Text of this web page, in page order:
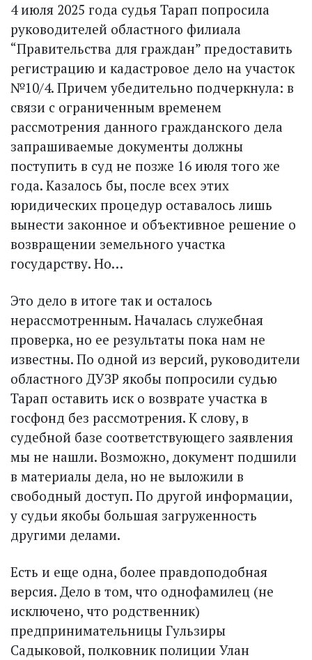
4 июля 2025 года судья Тарап попросила
руководителей областного филиала
“Правительства для граждан” предоставить
регистрацию и кадастровое дело на участок
№10/4. Причем убедительно подчерк­нула: в
связи с ограниченным временем
рассмотрения данного граж­данского дела
запрашиваемые документы должны
поступить в суд не позже 16 июля того же
года. Казалось бы, после всех этих
юридических процедур оставалось лишь
вынести законное и объективное решение о
возвращении земельного участка
государству. Но…
Это дело в итоге так и осталось
нерассмотренным. Началась служебная
проверка, но ее результаты пока нам не
известны. По одной из версий, руководители
областного ДУЗР якобы попросили судью
Тарап оставить иск о возврате участка в
госфонд без рассмотрения. К слову, в
судебной базе соответствующего заявления
мы не нашли. Возможно, документ подшили
в материалы дела, но не выложили в
свободный доступ. По другой информации,
у судьи якобы большая загруженность
другими делами.
Есть и еще одна, более правдоподобная
версия. Дело в том, что однофамилец (не
исключено, что родственник)
предпринимательницы Гульзиры
Садыковой, полковник полиции Улан